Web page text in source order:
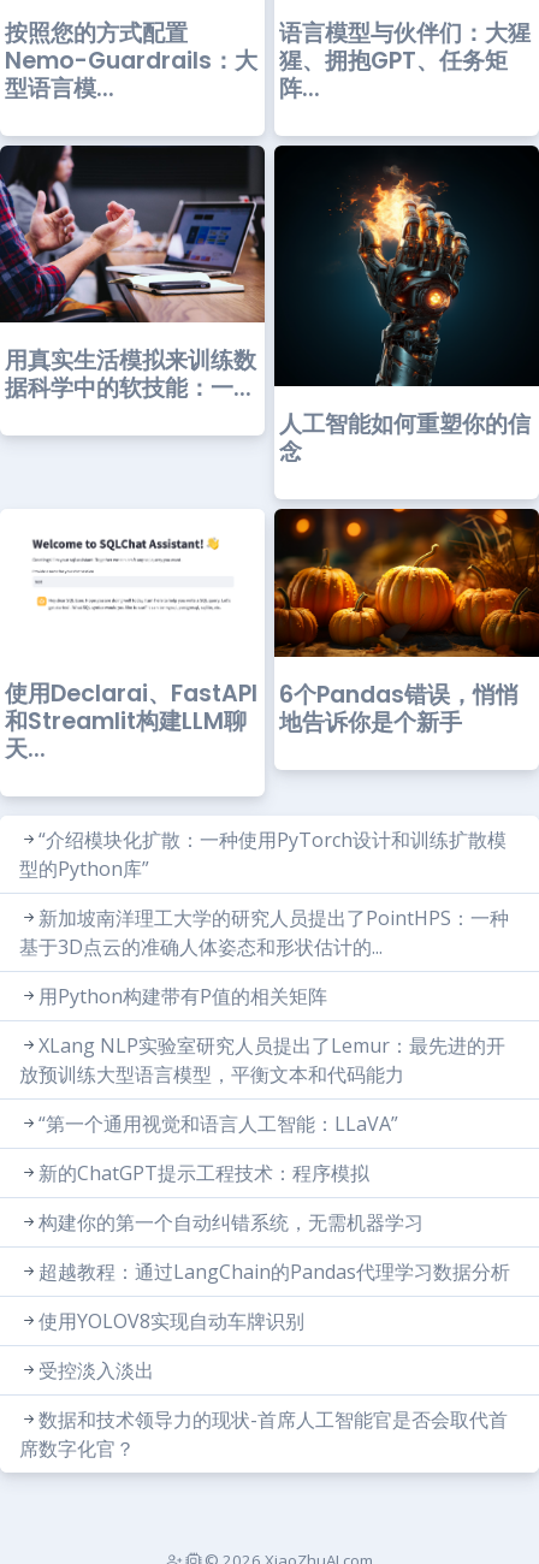
按照您的方式配置
Nemo-Guardrails：大
型语言模...
语言模型与伙伴们：大猩
猩、拥抱GPT、任务矩
阵...
用真实生活模拟来训练数
据科学中的软技能：一...
人工智能如何重塑你的信
念
使用Declarai、FastAPI
和Streamlit构建LLM聊
天...
6个Pandas错误，悄悄
地告诉你是个新手
“介绍模块化扩散：一种使用PyTorch设计和训练扩散模
型的Python库”
新加坡南洋理工大学的研究人员提出了PointHPS：一种
基于3D点云的准确人体姿态和形状估计的...
用Python构建带有P值的相关矩阵
XLang NLP实验室研究人员提出了Lemur：最先进的开
放预训练大型语言模型，平衡文本和代码能力
“第一个通用视觉和语言人工智能：LLaVA”
新的ChatGPT提示工程技术：程序模拟
构建你的第一个自动纠错系统，无需机器学习
超越教程：通过LangChain的Pandas代理学习数据分析
使用YOLOV8实现自动车牌识别
受控淡入淡出
数据和技术领导力的现状-首席人工智能官是否会取代首
席数字化官？